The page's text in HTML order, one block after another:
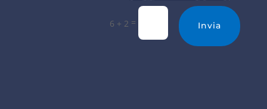
6 + 2 = Invia